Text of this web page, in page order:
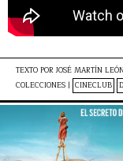
TEXTO POR JOSÉ MARTÍN
COLECCIONES | CINECLUB